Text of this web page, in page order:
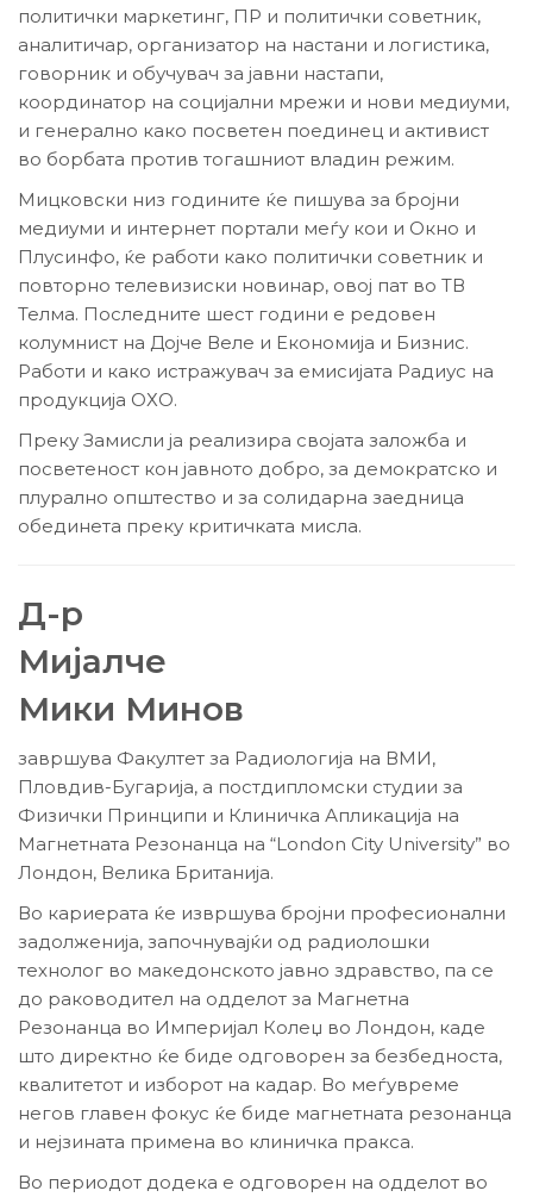
политички маркетинг, ПР и политички советник,
аналитичар, организатор на настани и логистика,
говорник и обучувач за јавни настапи,
координатор на социјални мрежи и нови медиуми,
и генерално како посветен поединец и активист
во борбата против тогашниот владин режим.
Мицковски низ годините ќе пишува за бројни
медиуми и интернет портали меѓу кои и Окно и
Плусинфо, ќе работи како политички советник и
повторно телевизиски новинар, овој пат во ТВ
Телма. Последните шест години е редовен
колумнист на Дојче Веле и Економија и Бизнис.
Работи и како истражувач за емисијата Радиус на
продукција ОХО.
Преку Замисли ја реализира својата заложба и
посветеност кон јавното добро, за демократско и
плурално општество и за солидарна заедница
обединета преку критичката мисла.
Д-р
Мијалче
Мики Минов
завршува Факултет за Радиологија на ВМИ,
Пловдив-Бугарија, а постдипломски студии за
Физички Принципи и Клиничка Апликација на
Магнетната Резонанца на “London City University” во
Лондон, Велика Британија.
Во кариерата ќе извршува бројни професионални
задолженија, започнувајќи од радиолошки
технолог во македонското јавно здравство, па се
до раководител на одделот за Магнетна
Резонанца во Империјал Колеџ во Лондон, каде
што директно ќе биде одговорен за безбедноста,
квалитетот и изборот на кадар. Во меѓувреме
негов главен фокус ќе биде магнетната резонанца
и нејзината примена во клиничка пракса.
Во периодот додека е одговорен на одделот во